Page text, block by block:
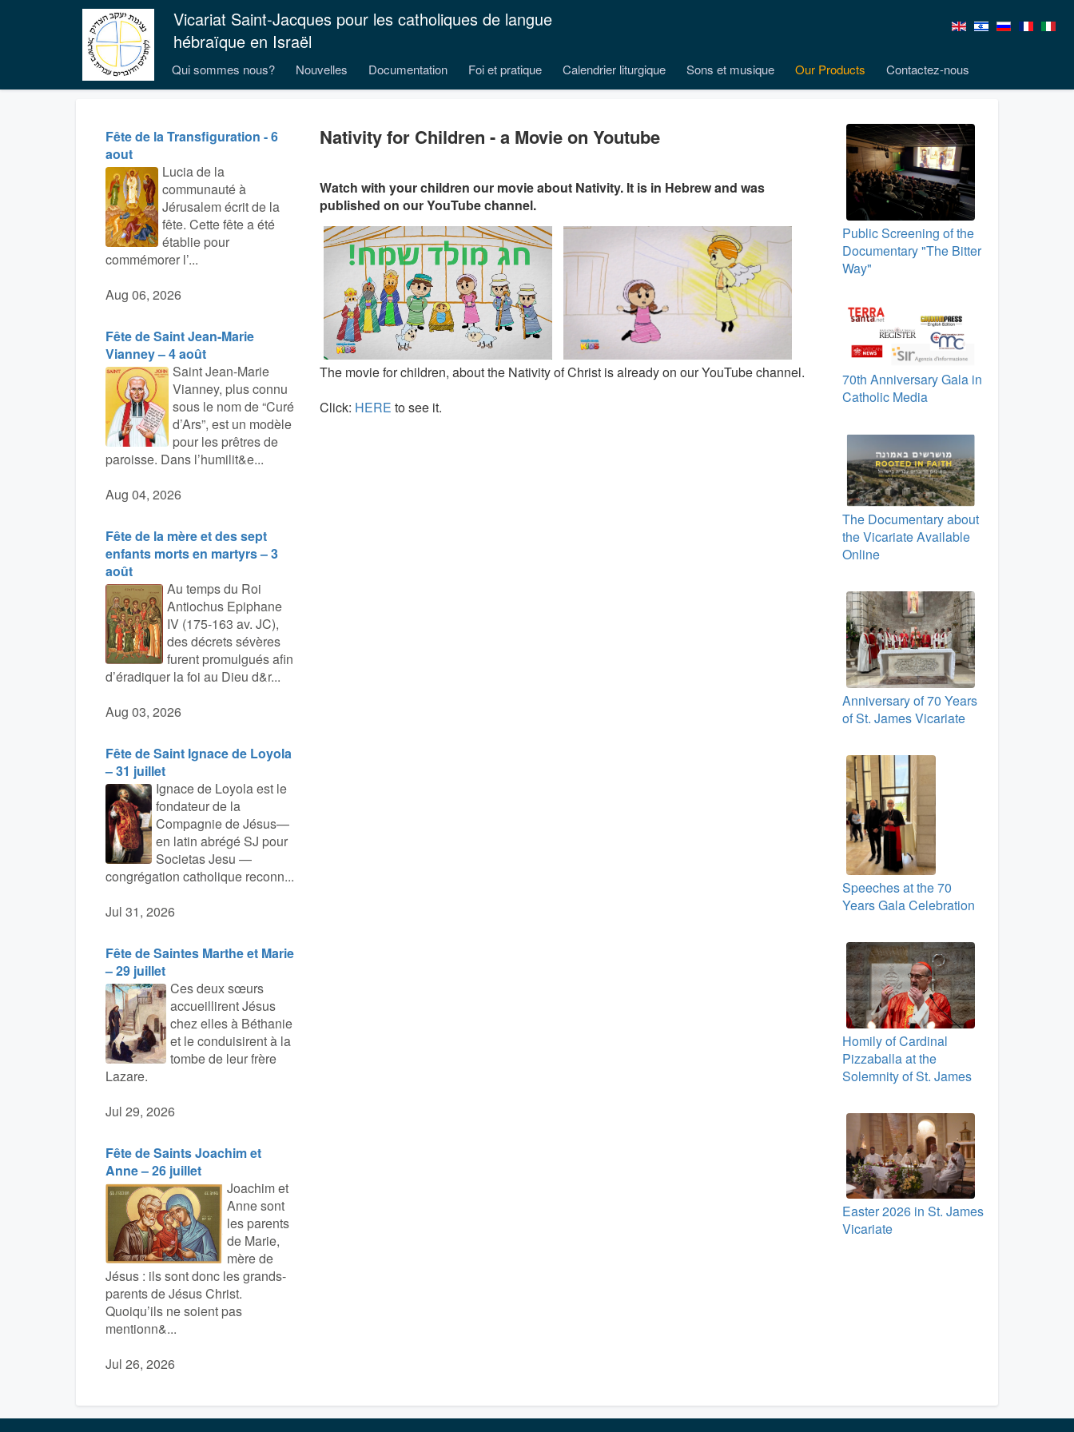
Vicariat Saint-Jacques pour les catholiques de langue
hébraïque en Israël
Qui sommes nous? Nouvelles Documentation Foi et pratique Calendrier liturgique Sons et musique Our Products Contactez-nous
Fête de la Transfiguration - 6
aout
Lucia de la
communauté à
Jérusalem écrit de la
fête. Cette fête a été
établie pour
commémorer l’...
Aug 06, 2026
Fête de Saint Jean-Marie
Vianney – 4 août
Saint Jean-Marie
Vianney, plus connu
sous le nom de “Curé
d’Ars”, est un modèle
pour les prêtres de
paroisse. Dans l’humilit&e...
Aug 04, 2026
Fête de la mère et des sept
enfants morts en martyrs – 3
août
Au temps du Roi
Antiochus Epiphane
IV (175-163 av. JC),
des décrets sévères
furent promulgués afin
d’éradiquer la foi au Dieu d&r...
Aug 03, 2026
Fête de Saint Ignace de Loyola
– 31 juillet
Ignace de Loyola est le
fondateur de la
Compagnie de Jésus—
en latin abrégé SJ pour
Societas Jesu —
congrégation catholique reconn...
Jul 31, 2026
Fête de Saintes Marthe et Marie
– 29 juillet
Ces deux sœurs
accueillirent Jésus
chez elles à Béthanie
et le conduisirent à la
tombe de leur frère
Lazare.
Jul 29, 2026
Fête de Saints Joachim et
Anne – 26 juillet
Joachim et
Anne sont
les parents
de Marie,
mère de
Jésus : ils sont donc les grands-
parents de Jésus Christ.
Quoiqu’ils ne soient pas
mentionn&...
Jul 26, 2026
Nativity for Children - a Movie on Youtube
Watch with your children our movie about Nativity. It is in Hebrew and was
published on our YouTube channel.
The movie for children, about the Nativity of Christ is already on our YouTube channel.
Click: HERE to see it.
Public Screening of the
Documentary "The Bitter
Way"
70th Anniversary Gala in
Catholic Media
The Documentary about
the Vicariate Available
Online
Anniversary of 70 Years
of St. James Vicariate
Speeches at the 70
Years Gala Celebration
Homily of Cardinal
Pizzaballa at the
Solemnity of St. James
Easter 2026 in St. James
Vicariate